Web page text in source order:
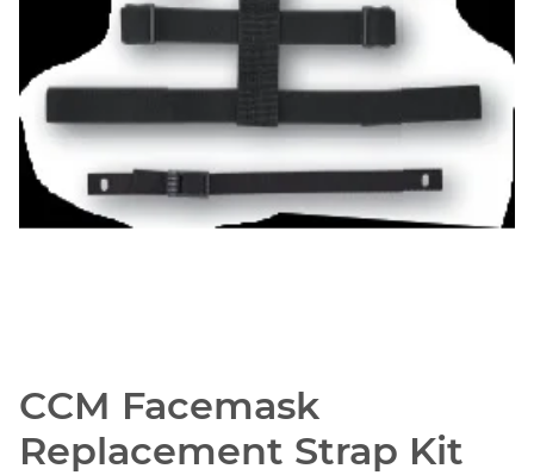
CCM Facemask
Replacement Strap Kit